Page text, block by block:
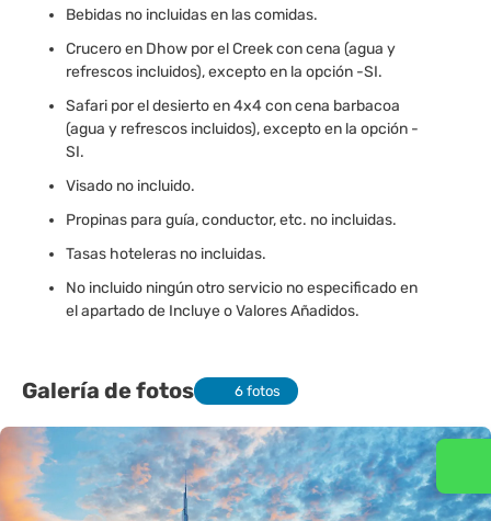
Bebidas no incluidas en las comidas.
Crucero en Dhow por el Creek con cena (agua y
refrescos incluidos), excepto en la opción -SI.
Safari por el desierto en 4x4 con cena barbacoa
(agua y refrescos incluidos), excepto en la opción -
SI.
Visado no incluido.
Propinas para guía, conductor, etc. no incluidas.
Tasas hoteleras no incluidas.
No incluido ningún otro servicio no especificado en
el apartado de Incluye o Valores Añadidos.
Galería de fotos 6 fotos